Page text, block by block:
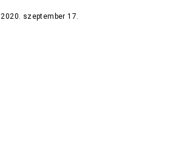
2020. szeptember 17.